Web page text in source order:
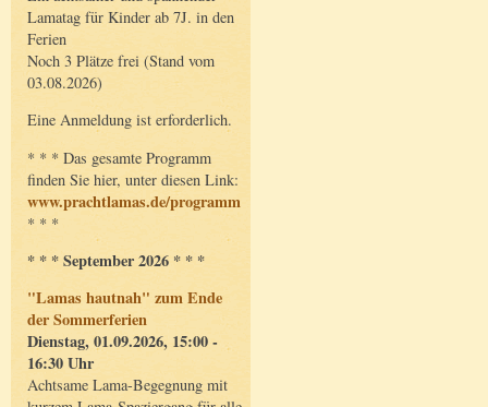
Lamatag für Kinder ab 7J. in den
Ferien
Noch 3 Plätze frei (Stand vom
03.08.2026)
Eine Anmeldung ist erforderlich.
* * * Das gesamte Programm
finden Sie hier, unter diesen Link:
www.prachtlamas.de/programm
* * *
* * * September 2026 * * *
"Lamas hautnah" zum Ende
der Sommerferien
Dienstag, 01.09.2026, 15:00 -
16:30 Uhr
Achtsame Lama-Begegnung mit